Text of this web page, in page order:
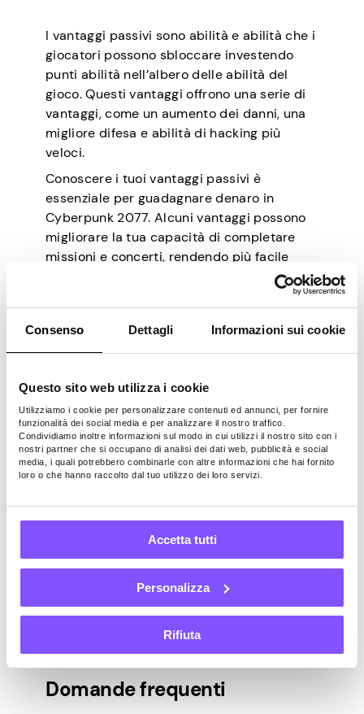
Consenso Dettagli Informazioni sui cookie
Questo sito web utilizza i cookie
Utilizziamo i cookie per personalizzare contenuti ed annunci, per fornire
funzionalità dei social media e per analizzare il nostro traffico.
Condividiamo inoltre informazioni sul modo in cui utilizzi il nostro sito con i
nostri partner che si occupano di analisi dei dati web, pubblicità e social
media, i quali potrebbero combinarle con altre informazioni che hai fornito
loro o che hanno raccolto dal tuo utilizzo dei loro servizi.
Accetta tutti
Personalizza
Rifiuta
I vantaggi passivi sono abilità e abilità che i
giocatori possono sbloccare investendo
punti abilità nell’albero delle abilità del
gioco. Questi vantaggi offrono una serie di
vantaggi, come un aumento dei danni, una
migliore difesa e abilità di hacking più
veloci.
Conoscere i tuoi vantaggi passivi è
essenziale per guadagnare denaro in
Cyberpunk 2077. Alcuni vantaggi possono
migliorare la tua capacità di completare
missioni e concerti, rendendo più facile
guadagnare denaro. Ad esempio, investire
ridurrà i danni che subisci quando cadi,
facilitando la navigazione sul terreno di
direttamente il denaro guadagnato
completando missioni e concerti. Ad
esempio, investire nell’albero delle abilità
di creazione consentirà ai giocatori di
possono essere venduti per più soldi.
Pawns.app è anche un eccellente sito Web
che può aiutarti a guadagnare denaro
completando sondaggi
un’entusiasmante alternativa per fare soldi
veri giocando a Cyberpunk 2077.
Domande frequenti